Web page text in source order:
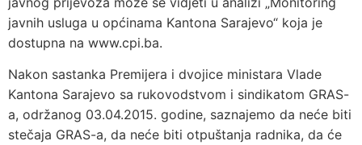
javnih usluga u općinama Kantona Sarajevo“ koja je
dostupna na www.cpi.ba.
Nakon sastanka Premijera i dvojice ministara Vlade
Kantona Sarajevo sa rukovodstvom i sindikatom GRAS-
a, održanog 03.04.2015. godine, saznajemo da neće biti
stečaja GRAS-a, da neće biti otpuštanja radnika, da će